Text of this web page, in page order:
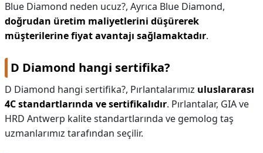
Blue Diamond neden ucuz?, Ayrıca Blue Diamond,
doğrudan üretim maliyetlerini düşürerek
müşterilerine fiyat avantajı sağlamaktadır.
D Diamond hangi sertifika?
D Diamond hangi sertifika?, Pırlantalarımız uluslararası
4C standartlarında ve sertifikalıdır. Pırlantalar, GIA ve
HRD Antwerp kalite standartlarında ve gemolog taş
uzmanlarımız tarafından seçilir.